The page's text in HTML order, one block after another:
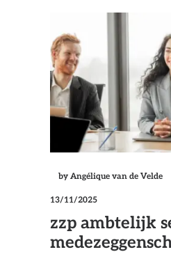
by Angélique van de Velde
13/11/2025
zzp ambtelijk